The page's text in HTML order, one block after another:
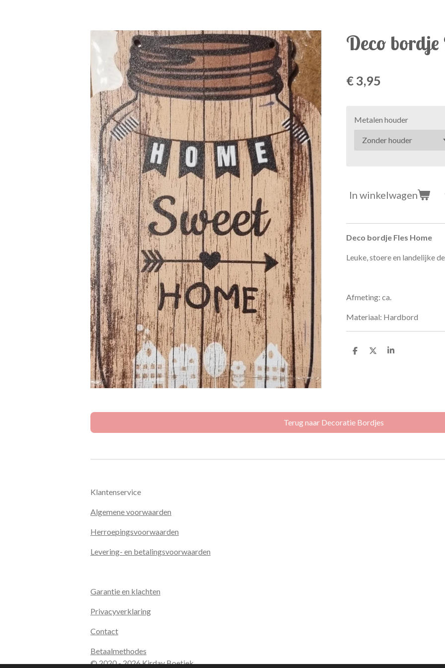
Deco
€ 3,95
Metalen houder
In winkelwagen
Deco bordje Fles Home
Leuke, stoere en landelijke
Afmeting: ca.
Materiaal: Hardbord
D
D
S
Terug naar Decoratie Bordjes
Klantenservice
Algemene voorwaarden
Herroepingsvoorwaarden
Levering- en betalingsvoorwaarden
Garantie en klachten
Privacyverklaring
Contact
Betaalmethodes
© 2020 - 2026 Kirday Boetiek